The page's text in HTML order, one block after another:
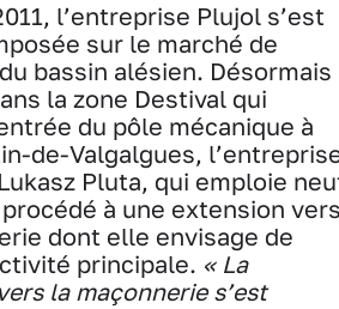
l’entreprise Plujol s’est
sur le marché de
bassin alésien. Désormais
la zone Destival qui
du pôle mécanique à
de-Valgalgues,
Pluta, qui emploie
à une extension
dont elle envisage de
principale. « La
la maçonnerie s’est